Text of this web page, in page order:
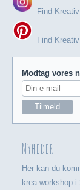
Find
Find
Modtag vores
Nyheder
Her kan du
krea-workshop i